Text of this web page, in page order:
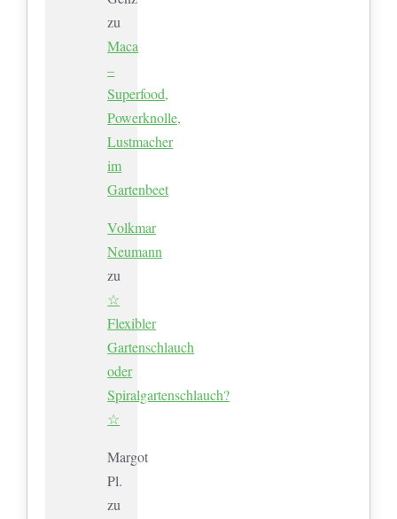
zu
Maca
–
Superfood,
Powerknolle,
Lustmacher
im
Gartenbeet
Volkmar
Neumann
zu
☆
Flexibler
Gartenschlauch
oder
Spiralgartenschlauch?
☆
Margot
Pl.
zu